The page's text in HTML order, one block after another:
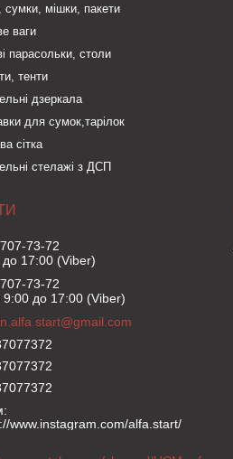
сумки, мішки, пакети
ваги
парасольки, столи
тенти
дзеркала
для сумок,тарілок
сітка
стелажі з ДСП
73-72
до 17:00 (Viber)
73-72
9:00 до 17:00 (Viber)
www.instagram.com/alfa.start/